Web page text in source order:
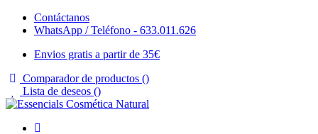
Contáctanos
WhatsApp / Teléfono - 633.011.626
Envios gratis a partir de 35€
Comparador de productos ()
Lista de deseos ()